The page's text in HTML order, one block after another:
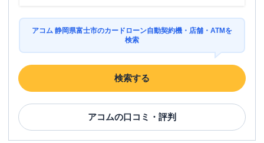
アコム 静岡県富士市のカードローン自動契約機・店舗・ATMを
検索
検索する
アコムの口コミ・評判